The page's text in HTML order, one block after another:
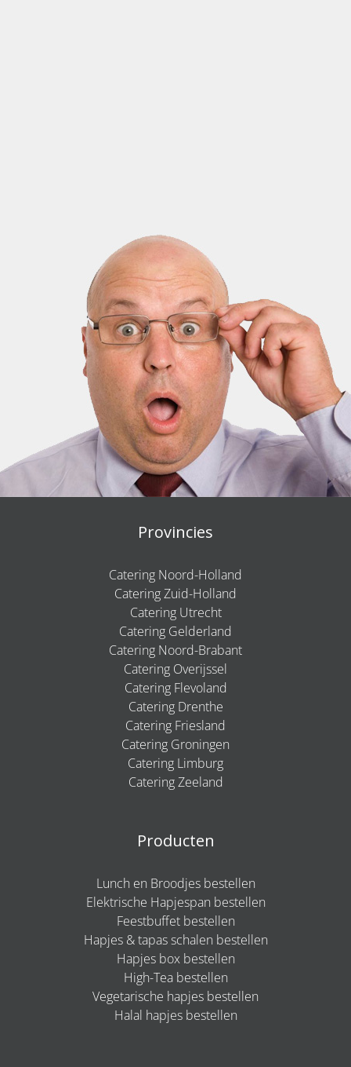
Provincies
Catering Noord-Holland
Catering Zuid-Holland
Catering Utrecht
Catering Gelderland
Catering Noord-Brabant
Catering Overijssel
Catering Flevoland
Catering Drenthe
Catering Friesland
Catering Groningen
Catering Limburg
Catering Zeeland
Producten
Lunch en Broodjes bestellen
Elektrische Hapjespan bestellen
Feestbuffet bestellen
Hapjes & tapas schalen bestellen
Hapjes box bestellen
High-Tea bestellen
Vegetarische hapjes bestellen
Halal hapjes bestellen